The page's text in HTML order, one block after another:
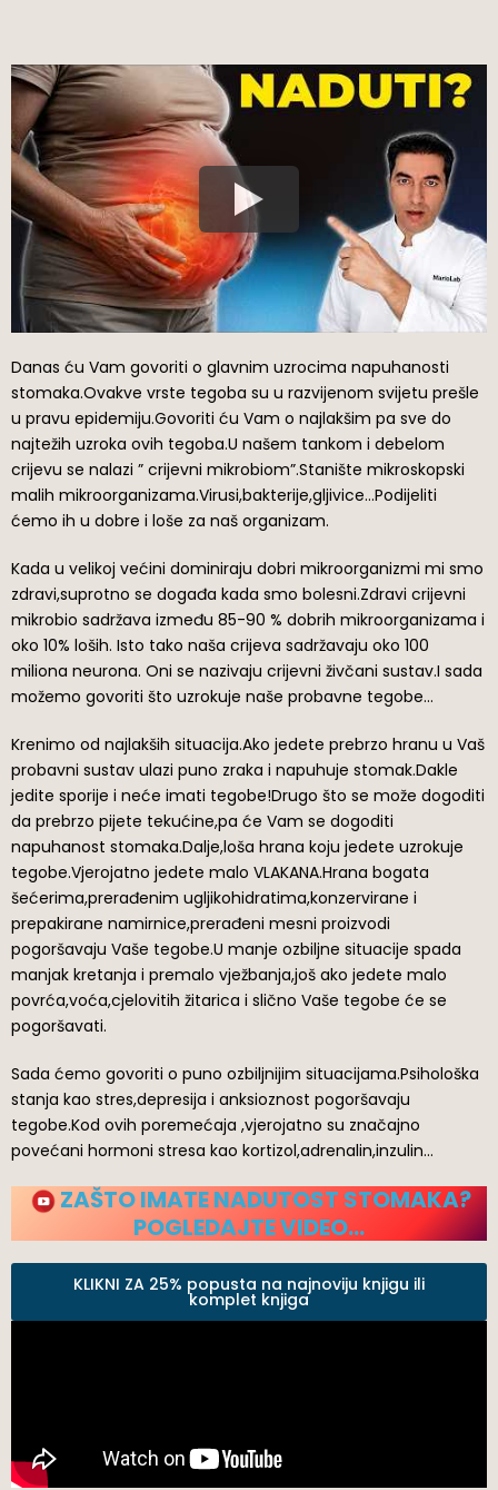
Danas ću Vam govoriti o glavnim uzrocima napuhanosti
stomaka.Ovakve vrste tegoba su u razvijenom svijetu prešle
u pravu epidemiju.Govoriti ću Vam o najlakšim pa sve do
najtežih uzroka ovih tegoba.U našem tankom i debelom
crijevu se nalazi ” crijevni mikrobiom”.Stanište mikroskopski
malih mikroorganizama.Virusi,bakterije,gljivice…Podijeliti
ćemo ih u dobre i loše za naš organizam.
Kada u velikoj većini dominiraju dobri mikroorganizmi mi smo
zdravi,suprotno se događa kada smo bolesni.Zdravi crijevni
mikrobio sadržava između 85-90 % dobrih mikroorganizama i
oko 10% loših. Isto tako naša crijeva sadržavaju oko 100
miliona neurona. Oni se nazivaju crijevni živčani sustav.I sada
možemo govoriti što uzrokuje naše probavne tegobe…
Krenimo od najlakših situacija.Ako jedete prebrzo hranu u Vaš
probavni sustav ulazi puno zraka i napuhuje stomak.Dakle
jedite sporije i neće imati tegobe!Drugo što se može dogoditi
da prebrzo pijete tekućine,pa će Vam se dogoditi
napuhanost stomaka.Dalje,loša hrana koju jedete uzrokuje
tegobe.Vjerojatno jedete malo VLAKANA.Hrana bogata
šećerima,prerađenim ugljikohidratima,konzervirane i
prepakirane namirnice,prerađeni mesni proizvodi
pogoršavaju Vaše tegobe.U manje ozbiljne situacije spada
manjak kretanja i premalo vježbanja,još ako jedete malo
povrća,voća,cjelovitih žitarica i slično Vaše tegobe će se
pogoršavati.
Sada ćemo govoriti o puno ozbiljnijim situacijama.Psihološka
stanja kao stres,depresija i anksioznost pogoršavaju
tegobe.Kod ovih poremećaja ,vjerojatno su značajno
povećani hormoni stresa kao kortizol,adrenalin,inzulin…
ZAŠTO IMATE NADUTOST STOMAKA?
POGLEDAJTE VIDEO…
KLIKNI ZA 25% popusta na najnoviju knjigu ili
komplet knjiga